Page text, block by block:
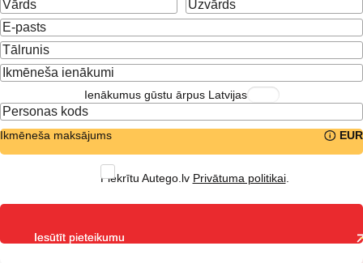
Ienākumus gūstu ārpus Latvijas
Ikmēneša maksājums EUR
Piekrītu Autego.lv Privātuma politikai.